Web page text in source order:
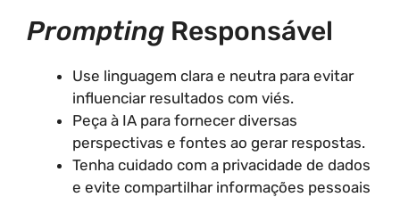
Prompting Responsável
Use linguagem clara e neutra para evitar
influenciar resultados com viés.
Peça à IA para fornecer diversas
perspectivas e fontes ao gerar respostas.
Tenha cuidado com a privacidade de dados
e evite compartilhar informações pessoais